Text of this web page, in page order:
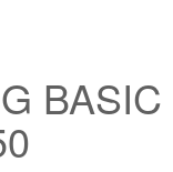
Laptopi i